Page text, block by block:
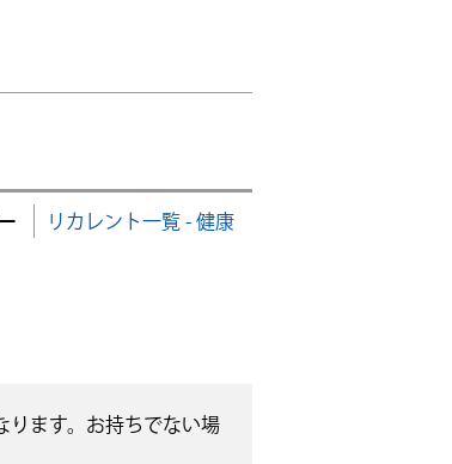
リカレント一覧 - 健康
ります。お持ちでない場